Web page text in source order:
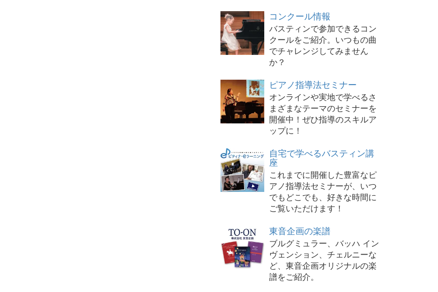
コンクール情報
バスティンで参加できるコン
クールをご紹介。いつもの曲
でチャレンジしてみません
か？
ピアノ指導法セミナー
オンラインや実地で学べるさ
まざまなテーマのセミナーを
開催中！ぜひ指導のスキルア
ップに！
自宅で学べるバスティン講
座
これまでに開催した豊富なピ
アノ指導法セミナーが、いつ
でもどこでも、好きな時間に
ご覧いただけます！
東音企画の楽譜
ブルグミュラー、バッハ イン
ヴェンション、チェルニーな
ど、東音企画オリジナルの楽
譜をご紹介。